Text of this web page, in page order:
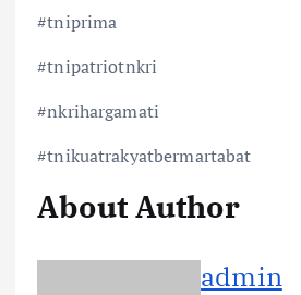
#tniprima
#tnipatriotnkri
#nkrihargamati
#tnikuatrakyatbermartabat
About Author
admin